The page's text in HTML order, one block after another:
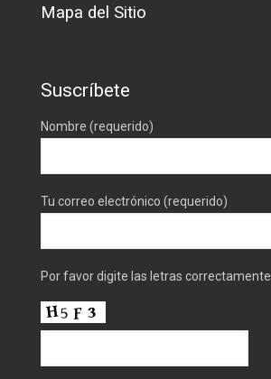
Mapa del Sitio
Suscríbete
Nombre (requerido)
Tu correo electrónico (requerido)
Por favor digite las letras correctamente